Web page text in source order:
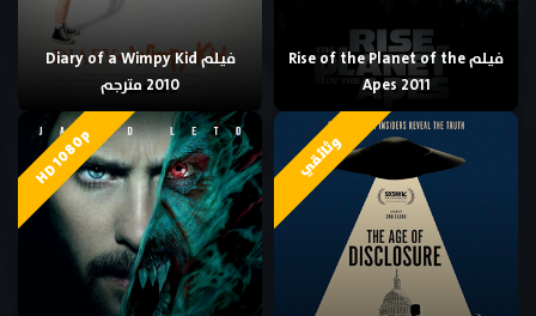
فيلم Rise of the Planet of the
Apes 2011
فيلم Diary of a Wimpy Kid
2010 مترجم
وثائقي HD 1080p